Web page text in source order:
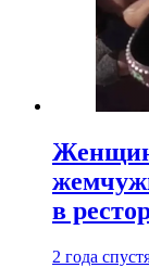
в
2 года